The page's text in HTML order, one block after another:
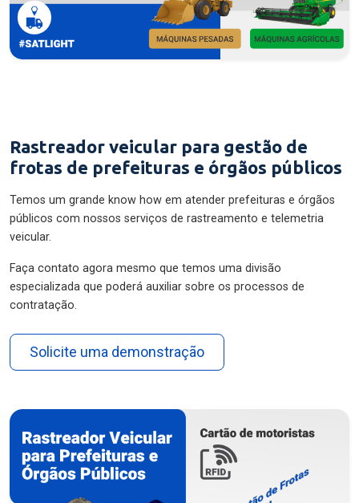
Rastreador veicular para gestão de
frotas de prefeituras e órgãos públicos
Temos um grande know how em atender prefeituras e órgãos
públicos com nossos serviços de rastreamento e telemetria
veicular.
Faça contato agora mesmo que temos uma divisão
especializada que poderá auxiliar sobre os processos de
contratação.
Solicite uma demonstração